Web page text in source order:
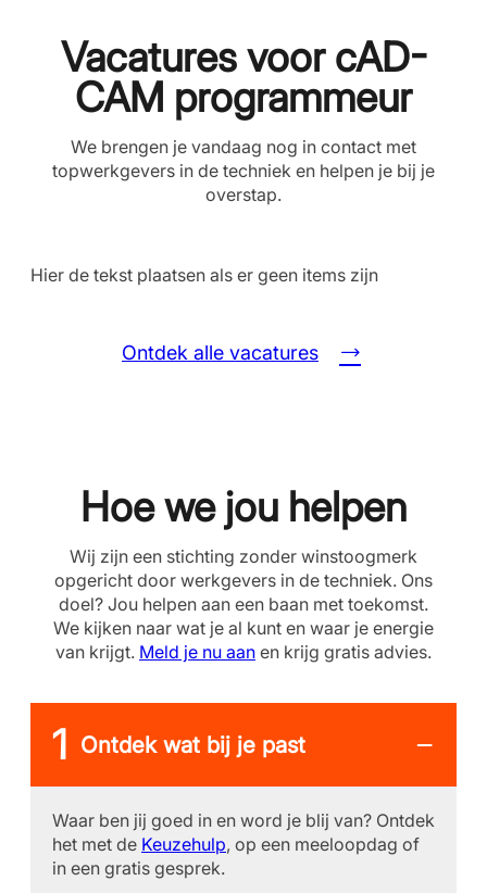
Vacatures voor cAD-
CAM programmeur
We brengen je vandaag nog in contact met
topwerkgevers in de techniek en helpen je bij je
overstap.
Hier de tekst plaatsen als er geen items zijn
Ontdek alle vacatures
Hoe we jou helpen
Wij zijn een stichting zonder winstoogmerk
opgericht door werkgevers in de techniek. Ons
doel? Jou helpen aan een baan met toekomst.
We kijken naar wat je al kunt en waar je energie
van krijgt. Meld je nu aan en krijg gratis advies.
Ontdek wat bij je past
Waar ben jij goed in en word je blij van? Ontdek
het met de Keuzehulp, op een meeloopdag of
in een gratis gesprek.